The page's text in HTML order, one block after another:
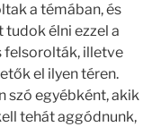
a témában, és
élni ezzel a
felsorolták, illetve
el ilyen téren.
szó egyébként, akik
tehát aggódnunk,